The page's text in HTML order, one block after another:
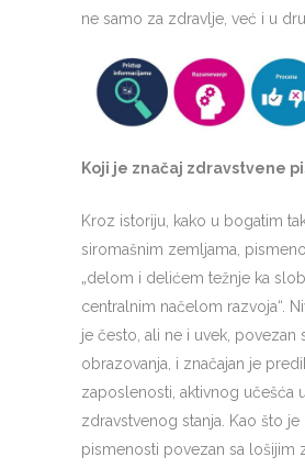
ne samo za zdravlje, već i u
Koji je značaj zdravstvene
Kroz istoriju, kako u bogatim
siromašnim zemljama,
„delom i delićem težnje ka
centralnim načelom razvoja“.
je često, ali ne i uvek, povezan
obrazovanja, i značajan je
zaposlenosti, aktivnog učešća
zdravstvenog stanja. Kao što je
pismenosti povezan sa lošijim